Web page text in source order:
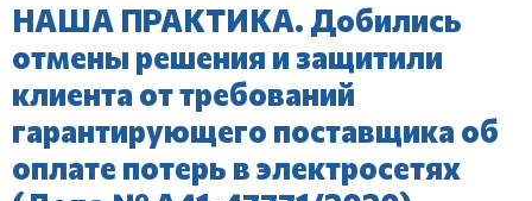
НАША ПРАКТИКА. Добились
отмены решения и защитили
клиента от требований
гарантирующего поставщика об
оплате потерь в электросетях